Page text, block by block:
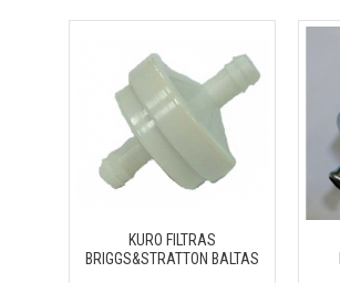
KURO FILTRAS
BRIGGS&STRATTON BALTAS